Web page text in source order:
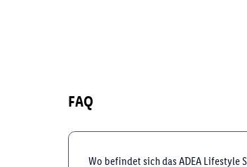
FAQ
Wo befindet sich das ADEA Lifestyle